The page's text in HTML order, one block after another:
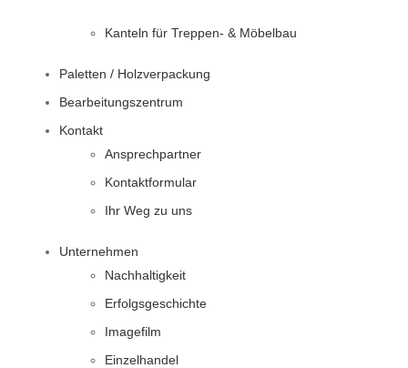
Kanteln für Treppen- & Möbelbau
Paletten / Holzverpackung
Bearbeitungszentrum
Kontakt
Ansprechpartner
Kontaktformular
Ihr Weg zu uns
Unternehmen
Nachhaltigkeit
Erfolgsgeschichte
Imagefilm
Einzelhandel